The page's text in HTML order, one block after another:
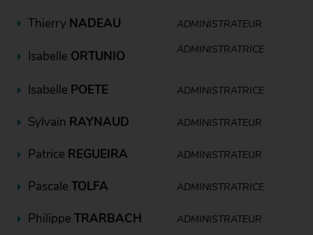
Thierry NADEAU ADMINISTRATEUR
Isabelle ORTUNIO ADMINISTRATRICE
Isabelle POETE ADMINISTRATRICE
Sylvain RAYNAUD ADMINISTRATEUR
Patrice REGUEIRA ADMINISTRATEUR
Pascale TOLFA ADMINISTRATRICE
Philippe TRARBACH ADMINISTRATEUR